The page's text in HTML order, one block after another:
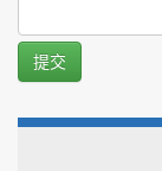
提交